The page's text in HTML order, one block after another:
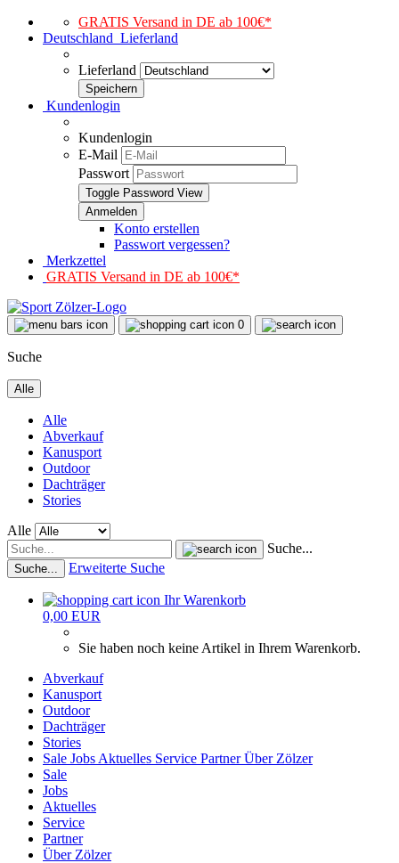
GRATIS Versand in DE ab 100€*
Deutschland Lieferland
Lieferland
Kundenlogin
Kundenlogin
E-Mail
Passwort
Toggle Password View
Konto erstellen
Passwort vergessen?
Merkzettel
GRATIS Versand in DE ab 100€*
0
Suche
Alle
Alle
Abverkauf
Kanusport
Outdoor
Dachträger
Stories
Alle
Suche...
Suche... Erweiterte Suche
Ihr Warenkorb
0,00 EUR
Sie haben noch keine Artikel in Ihrem Warenkorb.
Abverkauf
Kanusport
Outdoor
Dachträger
Stories
Sale Jobs Aktuelles Service PartnerÜber Zölzer
Sale
Jobs
Aktuelles
Service
Partner
Über Zölzer